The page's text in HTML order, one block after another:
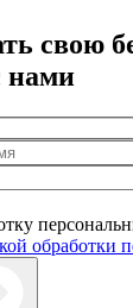
свою
нами
обработки